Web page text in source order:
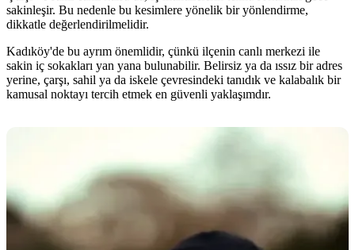
sakinleşir. Bu nedenle bu kesimlere yönelik bir yönlendirme,
dikkatle değerlendirilmelidir.
Kadıköy'de bu ayrım önemlidir, çünkü ilçenin canlı merkezi ile
sakin iç sokakları yan yana bulunabilir. Belirsiz ya da ıssız bir adres
yerine, çarşı, sahil ya da iskele çevresindeki tanıdık ve kalabalık bir
kamusal noktayı tercih etmek en güvenli yaklaşımdır.